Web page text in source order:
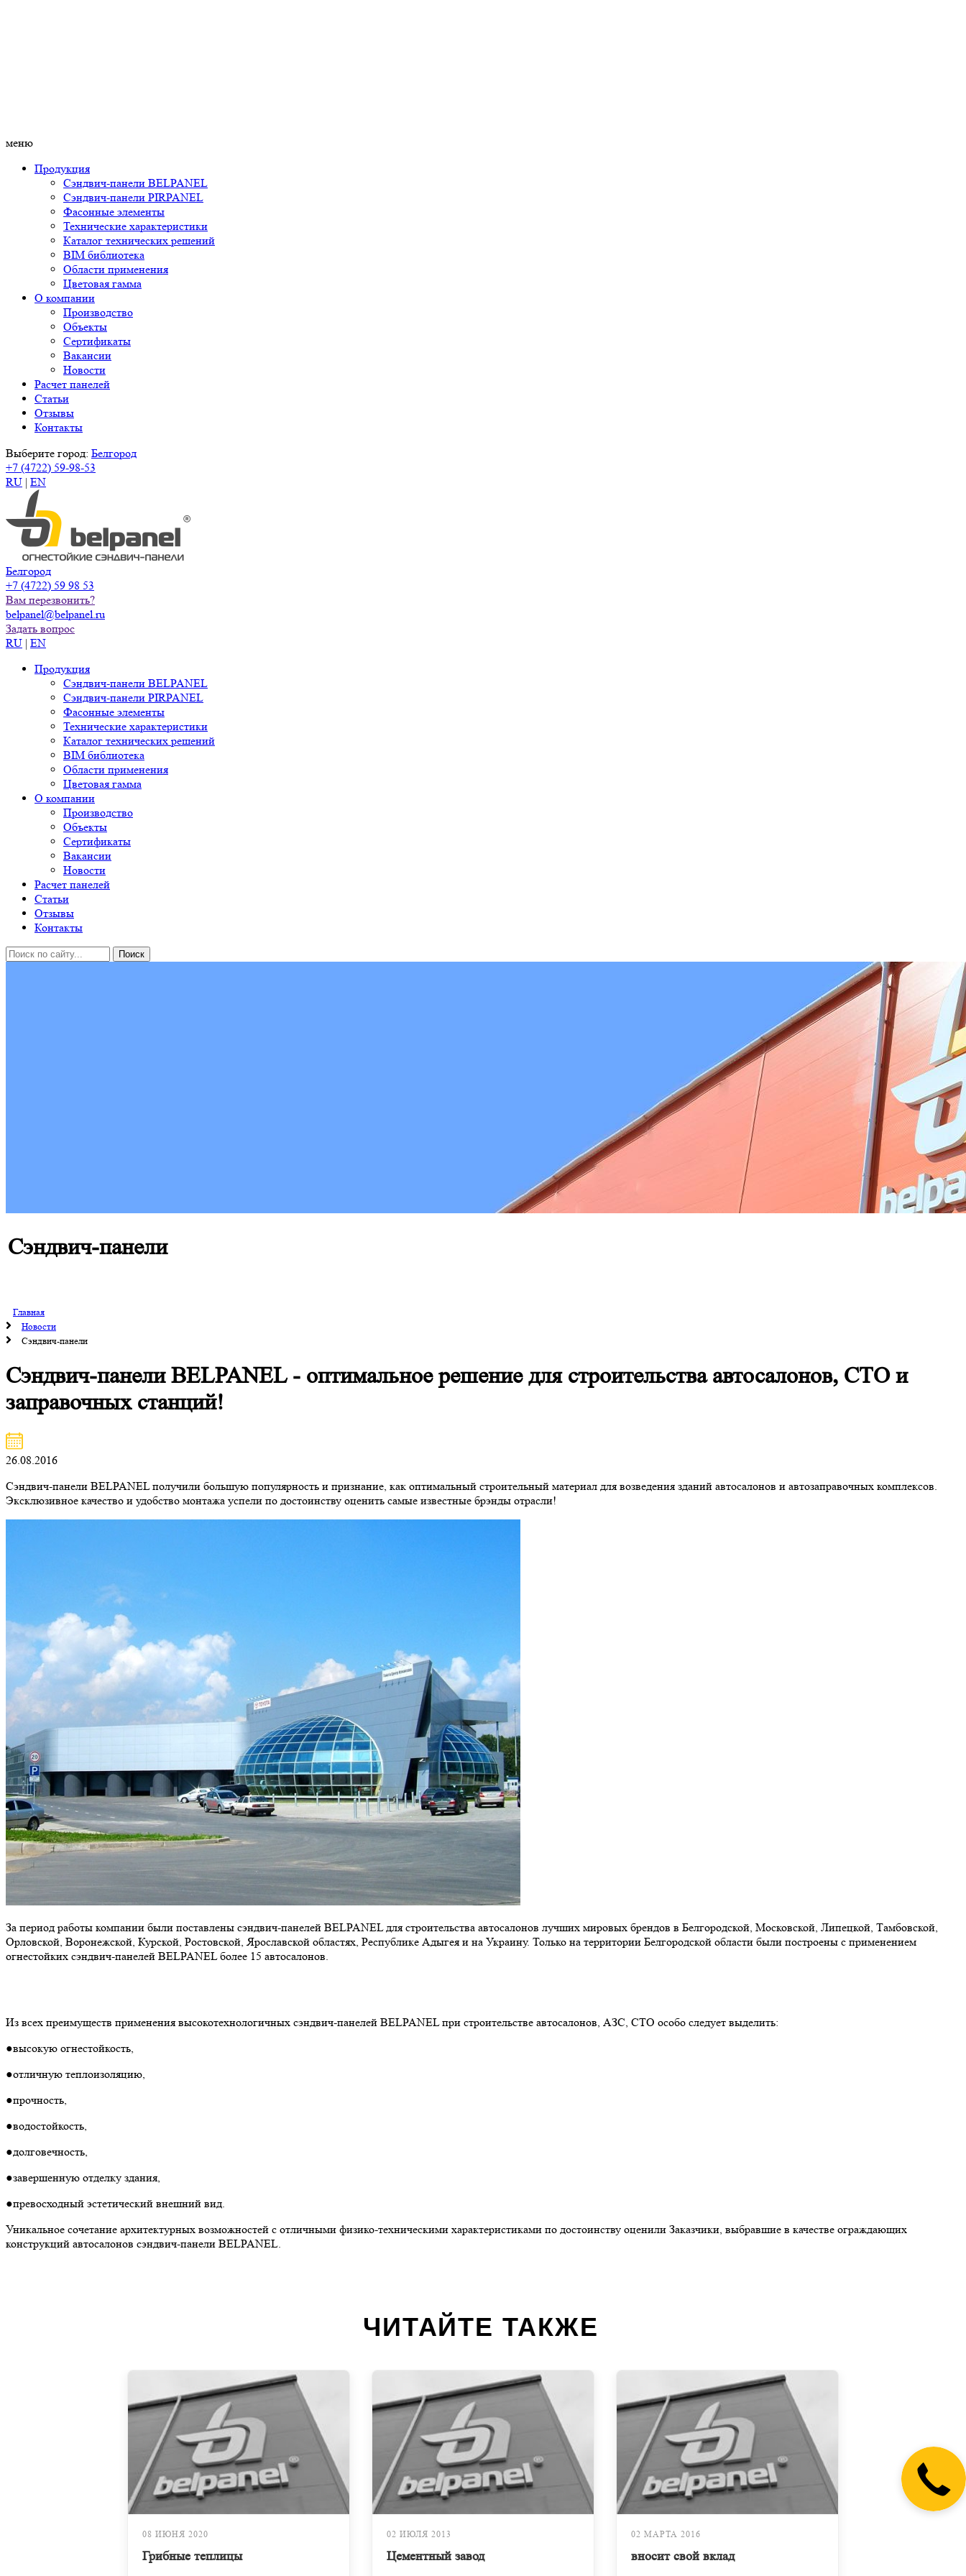
меню
Продукция
Сэндвич-панели BELPANEL
Сэндвич-панели PIRPANEL
Фасонные элементы
Технические характеристики
Каталог технических решений
BIM библиотека
Области применения
Цветовая гамма
О компании
Производство
Объекты
Сертификаты
Вакансии
Новости
Расчет панелей
Статьи
Отзывы
Контакты
Выберите город: Белгород
+7 (4722) 59-98-53
RU | EN
Белгород
+7 (4722) 59 98 53
Вам перезвонить?
belpanel@belpanel.ru
Задать вопрос
RU | EN
Продукция
Сэндвич-панели BELPANEL
Сэндвич-панели PIRPANEL
Фасонные элементы
Технические характеристики
Каталог технических решений
BIM библиотека
Области применения
Цветовая гамма
О компании
Производство
Объекты
Сертификаты
Вакансии
Новости
Расчет панелей
Статьи
Отзывы
Контакты
Сэндвич-панели
Главная
Новости
Сэндвич-панели
Сэндвич-панели BELPANEL - оптимальное решение для строительства автосалонов, СТО и
заправочных станций!
26.08.2016
Сэндвич-панели BELPANEL получили большую популярность и признание, как оптимальный строительный материал для возведения зданий автосалонов и автозаправочных комплексов.
Эксклюзивное качество и удобство монтажа успели по достоинству оценить самые известные брэнды отрасли!
За период работы компании были поставлены сэндвич-панелей BELPANEL для строительства автосалонов лучших мировых брендов в Белгородской, Московской, Липецкой, Тамбовской,
Орловской, Воронежской, Курской, Ростовской, Ярославской областях, Республике Адыгея и на Украину. Только на территории Белгородской области были построены с применением
огнестойких сэндвич-панелей BELPANEL более 15 автосалонов.
Из всех преимуществ применения высокотехнологичных сэндвич-панелей BELPANEL при строительстве автосалонов, АЗС, СТО особо следует выделить:
●высокую огнестойкость,
●отличную теплоизоляцию,
●прочность,
●водостойкость,
●долговечность,
●завершенную отделку здания,
●превосходный эстетический внешний вид.
Уникальное сочетание архитектурных возможностей с отличными физико-техническими характеристиками по достоинству оценили Заказчики, выбравшие в качестве ограждающих
конструкций автосалонов сэндвич-панели BELPANEL.
ЧИТАЙТЕ ТАКЖЕ
08 ИЮНЯ 2020
Грибные теплицы
02 ИЮЛЯ 2013
Цементный завод
02 МАРТА 2016
вносит свой вклад